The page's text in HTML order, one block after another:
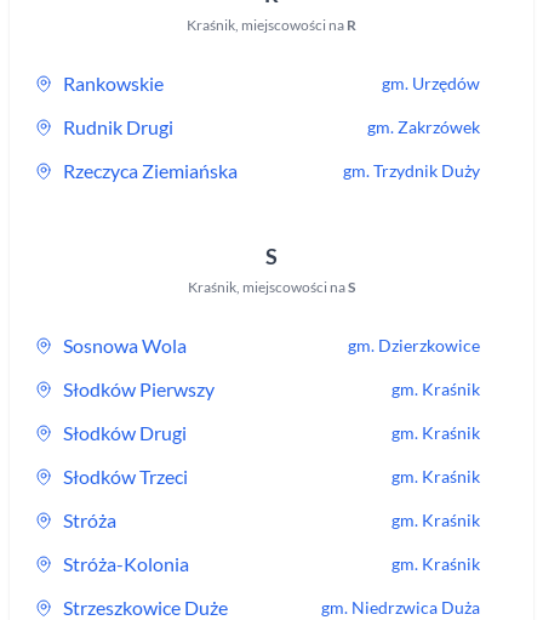
Kraśnik, miejscowości na R
Rankowskie gm. Urzędów
Rudnik Drugi gm.Zakrzówek
Rzeczyca Ziemiańska gm.Trzydnik Duży
S
Kraśnik, miejscowości naS
Sosnowa Wola gm. Dzierzkowice
Słodków Pierwszy gm. Kraśnik
Słodków Drugi gm. Kraśnik
Słodków Trzeci gm. Kraśnik
Stróża gm. Kraśnik
Stróża-Kolonia gm. Kraśnik
Strzeszkowice Duże gm. Niedrzwica Duża